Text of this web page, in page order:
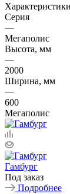
Характеристики
Серия
—
Мегаполис
Высота, мм
—
2000
Ширина, мм
—
600
Мегаполис
Гамбург
Под заказ
Подробнее